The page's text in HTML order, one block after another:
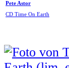
Pete Astor
CD Time On Earth